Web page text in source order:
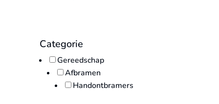
Categorie
Gereedschap
Afbramen
Handontbramers